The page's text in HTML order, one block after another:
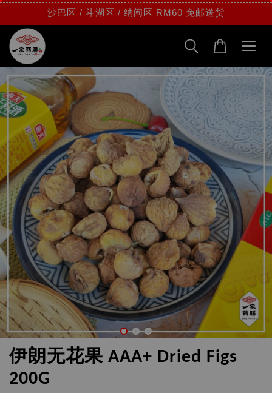
沙巴区 / 斗湖区 / 纳闽区 RM60 免邮送货
伊朗无花果 AAA+ Dried Figs
200G